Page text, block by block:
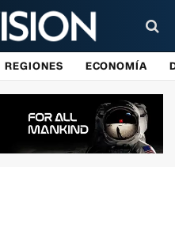
REGIONES ECONOMÍA